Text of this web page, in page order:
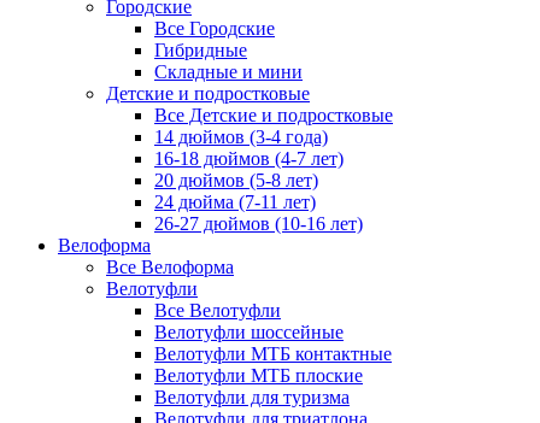
Городские
Все Городские
Гибридные
Складные и мини
Детские и подростковые
Все Детские и подростковые
14 дюймов (3-4 года)
16-18 дюймов (4-7 лет)
20 дюймов (5-8 лет)
24 дюйма (7-11 лет)
26-27 дюймов (10-16 лет)
Велоформа
Все Велоформа
Велотуфли
Все Велотуфли
Велотуфли шоссейные
Велотуфли МТБ контактные
Велотуфли МТБ плоские
Велотуфли для туризма
Велотуфли для триатлона